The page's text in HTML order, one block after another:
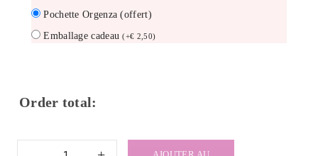
Pochette Orgenza (offert)
Emballage cadeau(+€ 2,50)
Order total: